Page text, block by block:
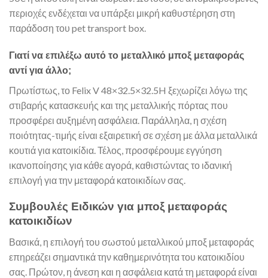
περιοχές ενδέχεται να υπάρξει μικρή καθυστέρηση στη
παράδοση του pet transport box.
Γιατί να επιλέξω αυτό το μεταλλικό μποξ μεταφοράς
αντί για άλλο;
Πρωτίστως, το Felix V 48×32.5×32.5H ξεχωρίζει λόγω της
στιβαρής κατασκευής και της μεταλλικής πόρτας που
προσφέρει αυξημένη ασφάλεια. Παράλληλα, η σχέση
ποιότητας-τιμής είναι εξαιρετική σε σχέση με άλλα μεταλλικά
κουτιά για κατοικίδια. Τέλος, προσφέρουμε εγγύηση
ικανοποίησης για κάθε αγορά, καθιστώντας το ιδανική
επιλογή για την μεταφορά κατοικιδίων σας.
Συμβουλές Ειδικών για μποξ μεταφοράς
κατοικιδίων
Βασικά, η επιλογή του σωστού μεταλλικού μποξ μεταφοράς
επηρεάζει σημαντικά την καθημερινότητα του κατοικιδίου
σας. Πρώτον, η άνεση και η ασφάλεια κατά τη μεταφορά είναι